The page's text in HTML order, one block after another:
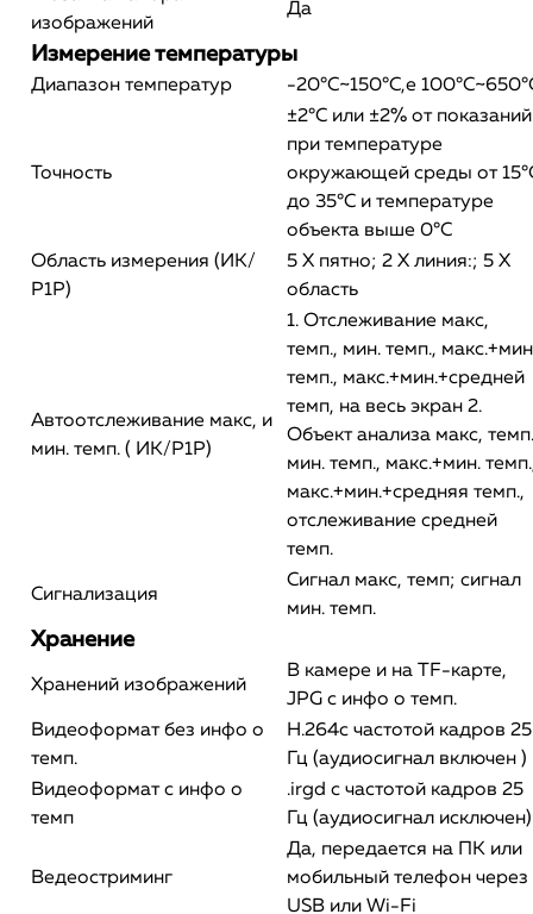
изображений
Да
Измерение температуры
Диапазон температур -20°С~150°С,е
Точность
±2°С или ±2% от показаний
при температуре
окружающей среды от
до 35°С и температуре
объекта выше 0°С
Область измерения (ИК/
Р1Р)
5 X пятно; 2 X линия:; 5 X
область
Автоотслеживание макс, и
мин. темп. ( ИК/Р1Р)
1. Отслеживание макс,
темп., мин. темп.,
темп., макс.+мин.+средней
темп, на весь экран 2.
Объект анализа макс,
мин. темп., макс.+мин.
макс.+мин.+средняя темп.,
отслеживание средней
темп.
Сигнализация
Сигнал макс, темп; сигнал
мин. темп.
Хранение
Хранений изображений
В камере и на TF-карте,
JPG с инфо о темп.
Видеоформат без инфо о
темп.
Н.264с частотой кадров 25
Гц (аудиосигнал включен )
Видеоформат с инфо о
темп
.irgd с частотой кадров 25
Гц (аудиосигнал
Ведеостриминг
Да, передается на ПК или
мобильный телефон через
USB или Wi-Fi